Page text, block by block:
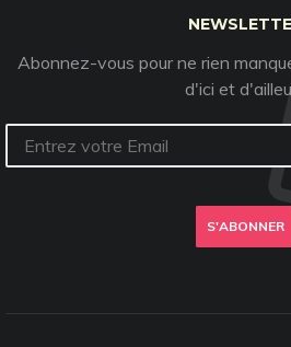
Abonnez-vous pour ne rien
d'ici et
S'ABONNER